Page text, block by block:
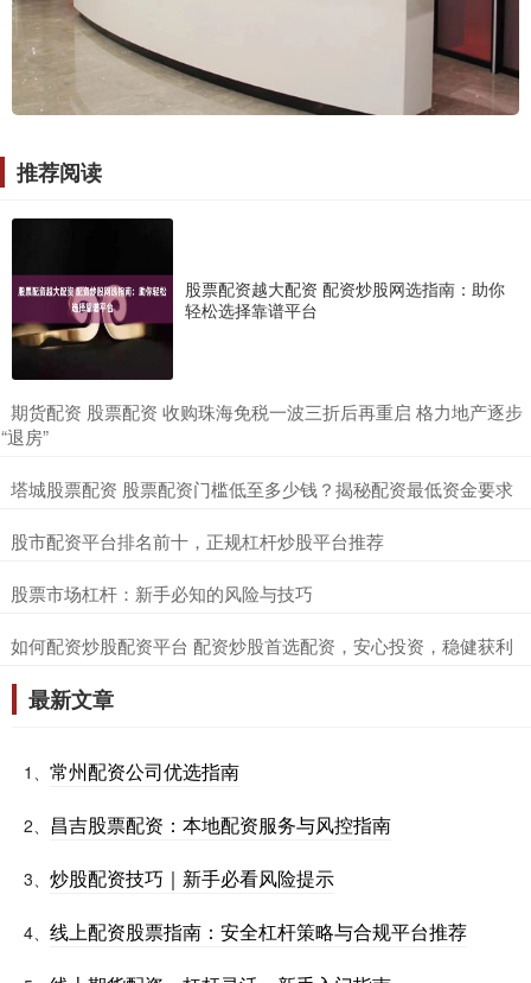
推荐阅读
股票配资越大配资 配资炒股网选指南：助你
轻松选择靠谱平台
​期货配资 股票配资 收购珠海免税一波三折后再重启 格力地产逐步
“退房”
​塔城股票配资 股票配资门槛低至多少钱？揭秘配资最低资金要求
​股市配资平台排名前十，正规杠杆炒股平台推荐
​股票市场杠杆：新手必知的风险与技巧
​如何配资炒股配资平台 配资炒股首选配资，安心投资，稳健获利
最新文章
1、 常州配资公司优选指南
2、 昌吉股票配资：本地配资服务与风控指南
3、 炒股配资技巧｜新手必看风险提示
4、 线上配资股票指南：安全杠杆策略与合规平台推荐